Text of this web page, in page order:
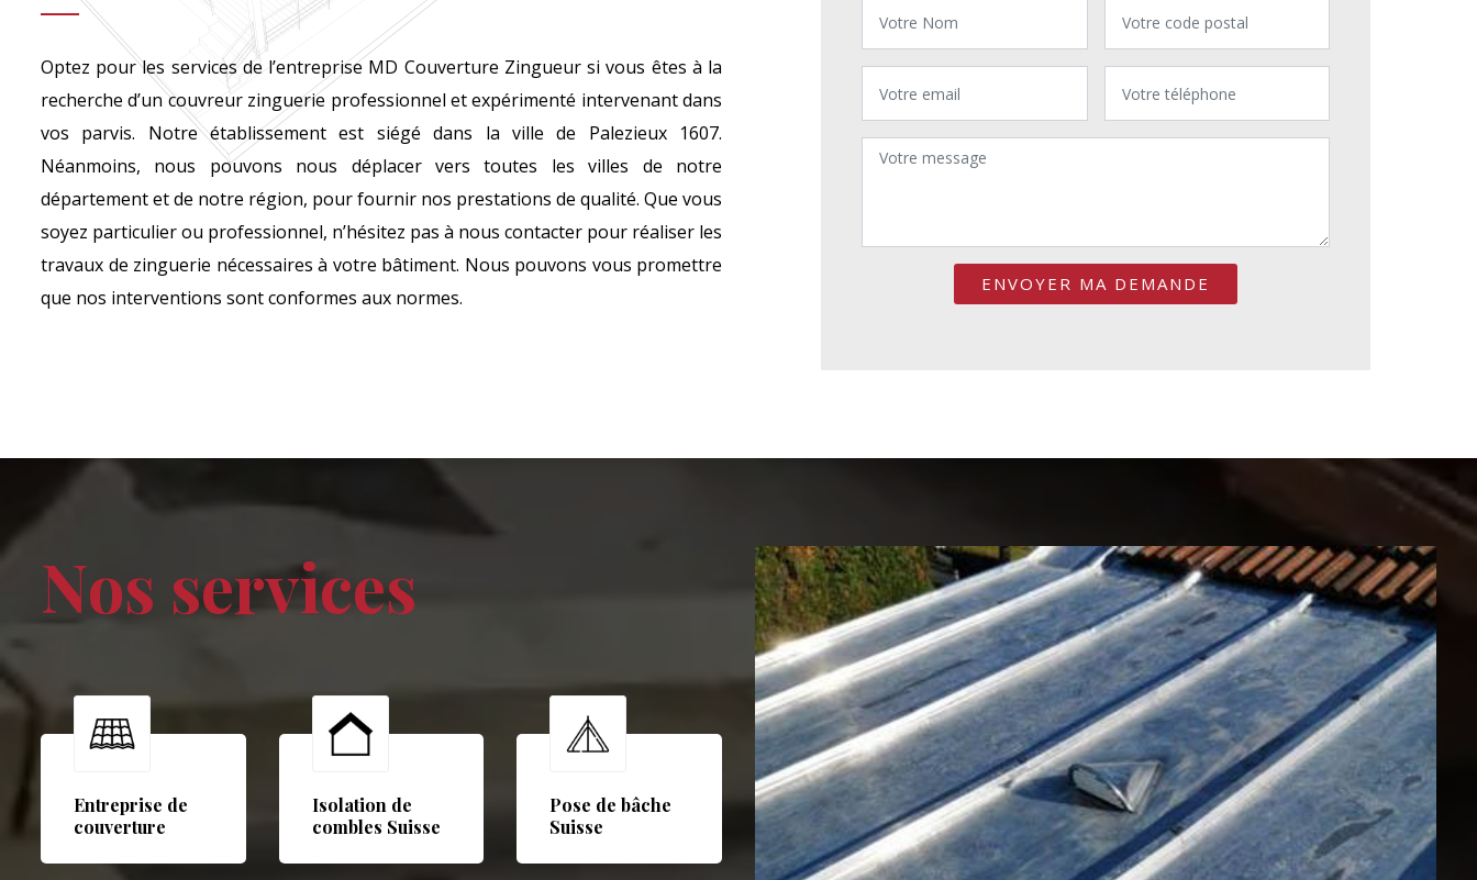
Optez pour les services de l’entreprise MD Couverture Zingueur si vous êtes à la
recherche d’un couvreur zinguerie professionnel et expérimenté intervenant dans
vos parvis. Notre établissement est siégé dans la ville de Palezieux 1607.
Néanmoins, nous pouvons nous déplacer vers toutes les villes de notre
département et de notre région, pour fournir nos prestations de qualité. Que vous
soyez particulier ou professionnel, n’hésitez pas à nous contacter pour réaliser les
travaux de zinguerie nécessaires à votre bâtiment. Nous pouvons vous promettre
que nos interventions sont conformes aux normes.
Nos services
Entreprise de
couverture
Isolation de
combles Suisse
Pose de bâche
Suisse